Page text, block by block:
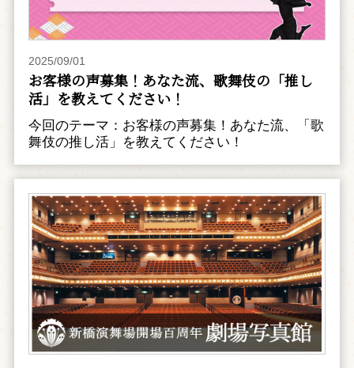
2025/09/01
お客様の声募集！あなた流、歌舞伎の「推し
活」を教えてください！
今回のテーマ：お客様の声募集！あなた流、「歌
舞伎の推し活」を教えてください！